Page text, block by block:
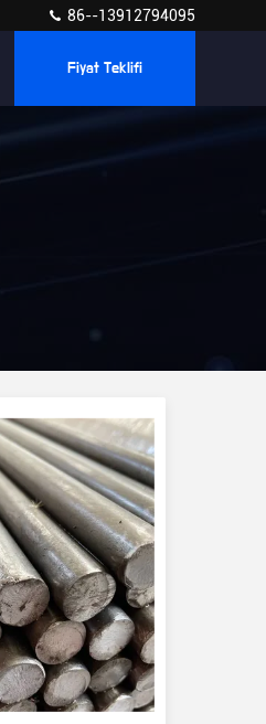
86--13912794095
Fiyat Teklifi